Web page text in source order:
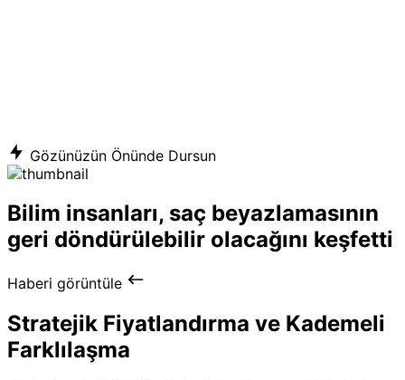
Gözünüzün Önünde Dursun
Bilim insanları, saç beyazlamasının
geri döndürülebilir olacağını keşfetti
Haberi görüntüle
Stratejik Fiyatlandırma ve Kademeli
Farklılaşma